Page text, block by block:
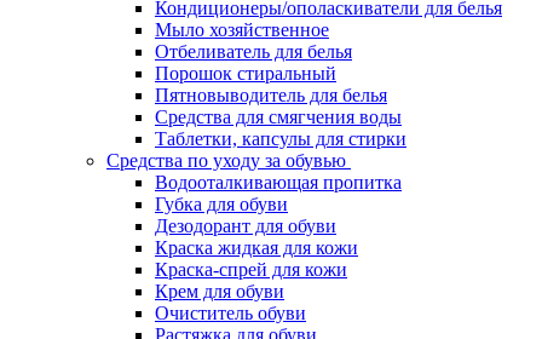
Кондиционеры/ополаскиватели для белья
Мыло хозяйственное
Отбеливатель для белья
Порошок стиральный
Пятновыводитель для белья
Средства для смягчения воды
Таблетки, капсулы для стирки
Средства по уходу за обувью
Водооталкивающая пропитка
Губка для обуви
Дезодорант для обуви
Краска жидкая для кожи
Краска-спрей для кожи
Крем для обуви
Очиститель обуви
Растяжка для обуви